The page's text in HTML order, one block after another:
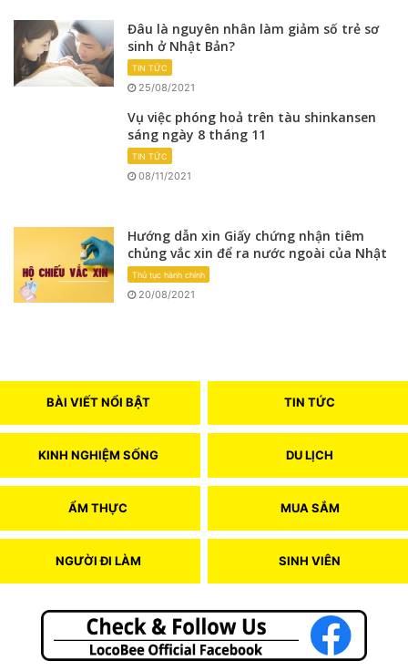
Đâu là nguyên nhân làm giảm số trẻ sơ
sinh ở Nhật Bản?
TIN TỨC
25/08/2021
Vụ việc phóng hoả trên tàu shinkansen
sáng ngày 8 tháng 11
TIN TỨC
08/11/2021
Hướng dẫn xin Giấy chứng nhận tiêm
chủng vắc xin để ra nước ngoài của Nhật
Thủ tục hành chính
20/08/2021
BÀI VIẾT NỔI BẬT TIN TỨC
KINH NGHIỆM SỐNG DU LỊCH
ẨM THỰC MUA SẮM
NGƯỜI ĐI LÀM SINH VIÊN